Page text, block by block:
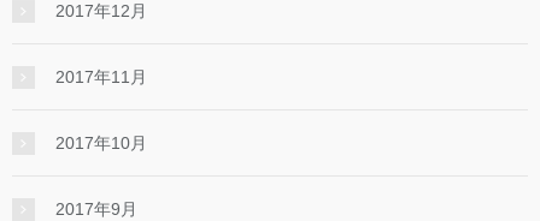
2017年12月
2017年11月
2017年10月
2017年9月